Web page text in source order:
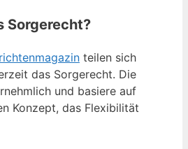
Sorgerecht?
teilen sich
das Sorgerecht. Die
und basiere auf
Konzept, das Flexibilität